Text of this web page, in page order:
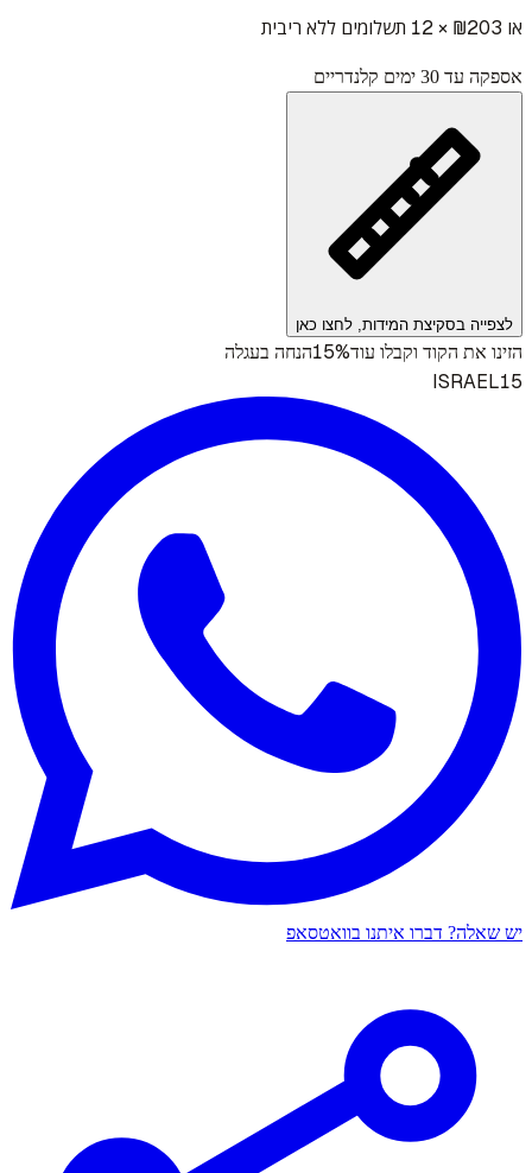
או ₪ 203 × 12 תשלומים ללא ריבית
אספקה עד 30 ימים קלנדריים
לצפייה בסקיצת המידות, לחצו כאן
הזינו את הקוד וקבלו עוד15%הנחה בעגלה
ISRAEL15
יש שאלה? דברו איתנו בוואטסאפ